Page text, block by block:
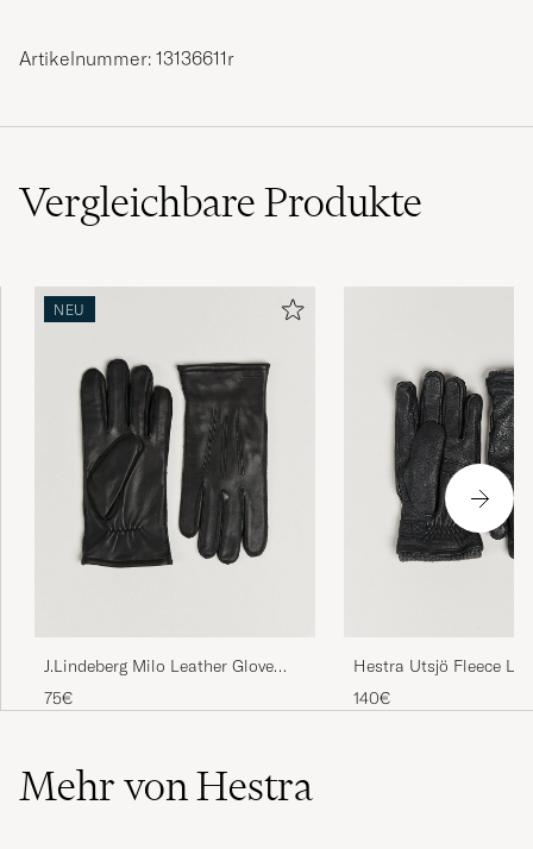
Artikelnummer: 13136611r
VergleichbareProdukte
NEU
J.Lindeberg Milo Leather Glove
Black
75€
Hestra Utsjö Fleece
Elkskin Glove Black
140€
Mehr von Hestra